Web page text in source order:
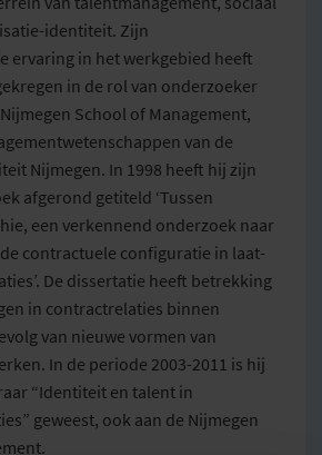
identiteit. Zijn
ervaring in het werkgebied heeft
in de rol van onderzoeker
School of Management,
van de
Nijmegen. In 1998 heeft hij zijn
afgerond getiteld ‘Tussen
een verkennend onderzoek naar
contractuele configuratie in laat-
De dissertatie heeft betrekking
in contractrelaties binnen
van nieuwe vormen van
In de periode 2003-2011 is hij
“Identiteit en talent in
geweest, ook aan de Nijmegen